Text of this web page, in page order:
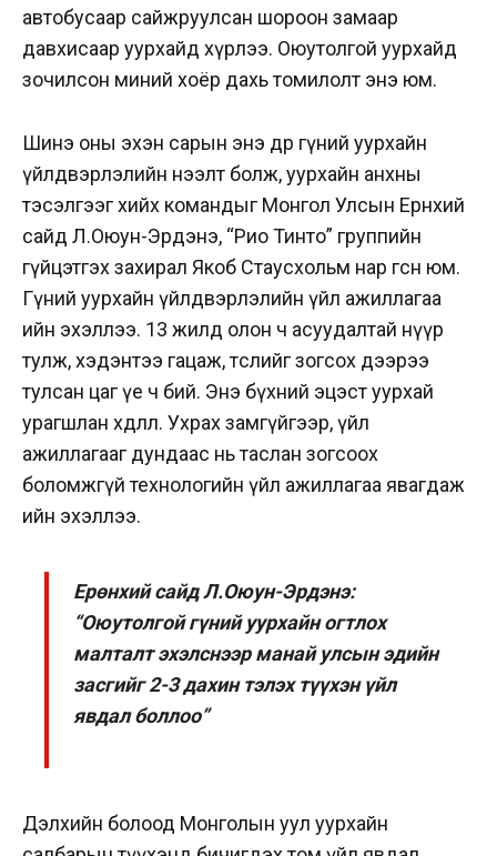
автобусаар сайжруулсан шороон замаар
давхисаар уурхайд хүрлээ. Оюутолгой уурхайд
зочилсон миний хоёр дахь томилолт энэ юм.
Шинэ оны эхэн сарын энэ өдөр гүний уурхайн
үйлдвэрлэлийн нээлт болж, уурхайн анхны
тэсэлгээг хийх командыг Монгол Улсын Ерөнхий
сайд Л.Оюун-Эрдэнэ, “Рио Тинто” группийн
гүйцэтгэх захирал Якоб Стаусхольм нар өгсөн юм.
Гүний уурхайн үйлдвэрлэлийн үйл ажиллагаа
ийн эхэллээ. 13 жилд олон ч асуудалтай нүүр
тулж, хэдэнтээ гацаж, төслийг зогсох дээрээ
тулсан цаг үе ч бий. Энэ бүхний эцэст уурхай
урагшлан хөдөллөө. Ухрах замгүйгээр, үйл
ажиллагааг дундаас нь таслан зогсоох
боломжгүй технологийн үйл ажиллагаа явагдаж
ийн эхэллээ.
Ерөнхий сайд Л.Оюун-Эрдэнэ:
“Оюутолгой гүний уурхайн огтлох
малталт эхэлснээр манай улсын эдийн
засгийг 2-3 дахин тэлэх түүхэн үйл
явдал боллоо”
Дэлхийн болоод Монголын уул уурхайн